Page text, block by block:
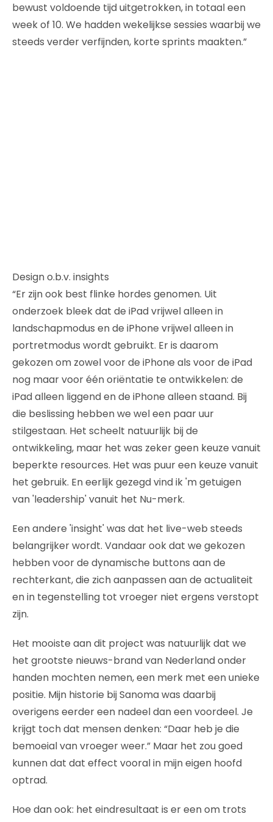
bewust voldoende tijd uitgetrokken, in totaal een
week of 10. We hadden wekelijkse sessies waarbij we
steeds verder verfijnden, korte sprints maakten.”
Design o.b.v. insights
“Er zijn ook best flinke hordes genomen. Uit
onderzoek bleek dat de iPad vrijwel alleen in
landschapmodus en de iPhone vrijwel alleen in
portretmodus wordt gebruikt. Er is daarom
gekozen om zowel voor de iPhone als voor de iPad
nog maar voor één oriëntatie te ontwikkelen: de
iPad alleen liggend en de iPhone alleen staand. Bij
die beslissing hebben we wel een paar uur
stilgestaan. Het scheelt natuurlijk bij de
ontwikkeling, maar het was zeker geen keuze vanuit
beperkte resources. Het was puur een keuze vanuit
het gebruik. En eerlijk gezegd vind ik 'm getuigen
van 'leadership' vanuit het Nu-merk.
Een andere 'insight' was dat het live-web steeds
belangrijker wordt. Vandaar ook dat we gekozen
hebben voor de dynamische buttons aan de
rechterkant, die zich aanpassen aan de actualiteit
en in tegenstelling tot vroeger niet ergens verstopt
zijn.
Het mooiste aan dit project was natuurlijk dat we
het grootste nieuws-brand van Nederland onder
handen mochten nemen, een merk met een unieke
positie. Mijn historie bij Sanoma was daarbij
overigens eerder een nadeel dan een voordeel. Je
krijgt toch dat mensen denken: “Daar heb je die
bemoeial van vroeger weer.” Maar het zou goed
kunnen dat dat effect vooral in mijn eigen hoofd
optrad.
Hoe dan ook: het eindresultaat is er een om trots